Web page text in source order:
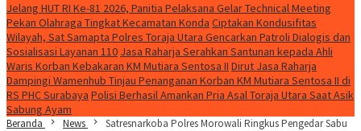
Jelang HUT RI Ke-81 2026, Panitia Pelaksana Gelar Technical Meeting
Pekan Olahraga Tingkat Kecamatan Konda Ciptakan Kondusifitas
Wilayah, Sat Samapta Polres Toraja Utara Gencarkan Patroli Dialogis dan
Sosialisasi Layanan 110 Jasa Raharja Serahkan Santunan kepada Ahli
Waris Korban Kebakaran KM Mutiara Sentosa II Dirut Jasa Raharja
Dampingi Wamenhub Tinjau Penanganan Korban KM Mutiara Sentosa II di
RS PHC Surabaya Polisi Berhasil Amankan Pria Asal Toraja Utara Saat Asik
Sabung Ayam
Beranda News
Satresnarkoba Polres Morowali Ringkus Pengedar Sabu